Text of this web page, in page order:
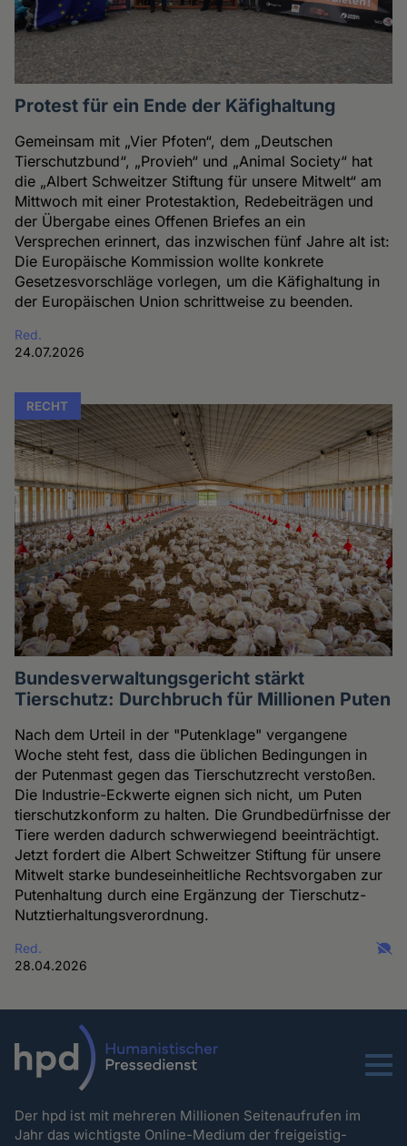
Protest für ein Ende der Käfighaltung
Gemeinsam mit „Vier Pfoten“, dem „Deutschen
Tierschutzbund“, „Provieh“ und „Animal Society“ hat
die „Albert Schweitzer Stiftung für unsere Mitwelt“ am
Mittwoch mit einer Protestaktion, Redebeiträgen und
der Übergabe eines Offenen Briefes an ein
Versprechen erinnert, das inzwischen fünf Jahre alt ist:
Die Europäische Kommission wollte konkrete
Gesetzesvorschläge vorlegen, um die Käfighaltung in
der Europäischen Union schrittweise zu beenden.
Red.
24.07.2026
RECHT
Bundesverwaltungsgericht stärkt
Tierschutz: Durchbruch für Millionen Puten
Nach dem Urteil in der "Putenklage" vergangene
Woche steht fest, dass die üblichen Bedingungen in
der Putenmast gegen das Tierschutzrecht verstoßen.
Die Industrie-Eckwerte eignen sich nicht, um Puten
tierschutzkonform zu halten. Die Grundbedürfnisse der
Tiere werden dadurch schwerwiegend beeinträchtigt.
Jetzt fordert die Albert Schweitzer Stiftung für unsere
Mitwelt starke bundeseinheitliche Rechtsvorgaben zur
Putenhaltung durch eine Ergänzung der Tierschutz-
Nutztierhaltungsverordnung.
Red.
28.04.2026
Menu
Der hpd ist mit mehreren Millionen Seitenaufrufen im
Jahr das wichtigste Online-Medium der freigeistig-